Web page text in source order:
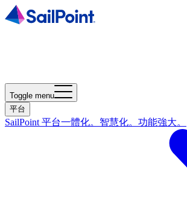
Toggle menu
平台
SailPoint 平台一體化。智慧化。功能強大。